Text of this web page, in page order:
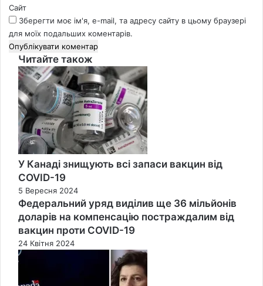
Сайт
Зберегти моє ім'я, e-mail, та адресу сайту в цьому браузері
для моїх подальших коментарів.
Читайте також
Close
У Канаді знищують всі запаси вакцин від
COVID-19
5 Вересня 2024
Федеральний уряд виділив ще 36 мільйонів
доларів на компенсацію постраждалим від
вакцин проти COVID-19
24 Квітня 2024